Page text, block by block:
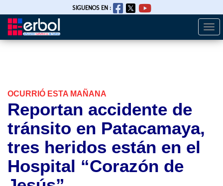
Pasar
SIGUENOS EN :
OCURRIÓ ESTA MAÑANA
Reportan accidente de
tránsito en Patacamaya,
tres heridos están en el
Hospital “Corazón de